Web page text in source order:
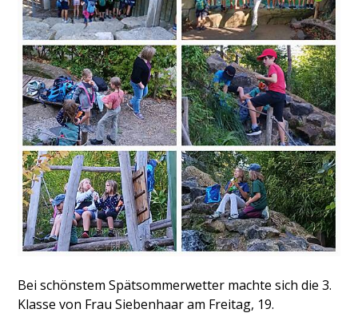
Bei schönstem Spätsommerwetter machte sich die 3.
Klasse von Frau Siebenhaar am Freitag, 19.